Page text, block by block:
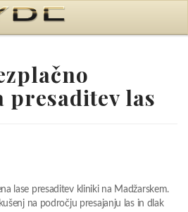
presaditev las
lase presaditev kliniki na Madžarskem.
na področju presajanju las in dlak